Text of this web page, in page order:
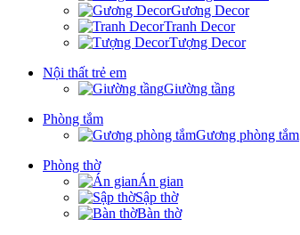
Gương Decor
Tranh Decor
Tượng Decor
Nội thất trẻ em
Giường tầng
Phòng tắm
Gương phòng tắm
Phòng thờ
Án gian
Sập thờ
Bàn thờ